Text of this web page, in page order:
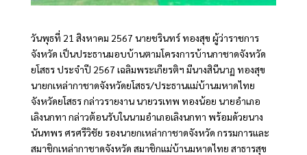
วันพุธที่ 21 สิงหาคม 2567 นายชรินทร์ ทองสุข ผู้ว่าราชการ
จังหวัด เป็นประธานมอบบ้านตามโครงการบ้านกาชาดจังหวัด
ยโสธร ประจำปี 2567 เฉลิมพระเกียรติฯ มีนางสินีนาฏ ทองสุข
นายกเหล่ากาชาดจังหวัดยโสธร/ประธานแม่บ้านมหาดไทย
จังหวัดยโสธร กล่าวรายงาน นายวรเทพ ทองน้อย นายอำเภอ
เลิงนกทา กล่าวต้อนรับในนามอำเภอเลิงนกทา พร้อมด้วยนาง
นันทพร ศรศรีวิชัย รองนายกเหล่ากาชาดจังหวัด กรรมการและ
สมาชิกเหล่ากาชาดจังหวัด สมาชิกแม่บ้านมหาดไทย สาธารสุข